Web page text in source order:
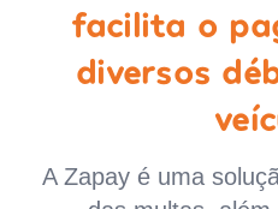
facilita o
diversos
A Zapay é uma